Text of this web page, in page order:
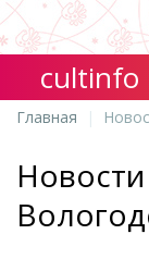
cultinfo
Главная